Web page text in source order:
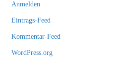
Anmelden
Eintrags-Feed
Kommentar-Feed
WordPress.org